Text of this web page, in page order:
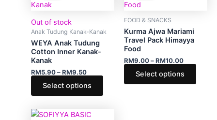
Out of stock
Anak Tudung Kanak-Kanak
WEYA Anak Tudung
Cotton Inner Kanak-
Kanak
RM5.90 – RM9.50
Select options
multiple
variants.
options
be
chosen
on
FOOD & SNACKS
Kurma Ajwa Mariami
Travel Pack Himayya
Food
RM9.00–RM10.00
Select options
may